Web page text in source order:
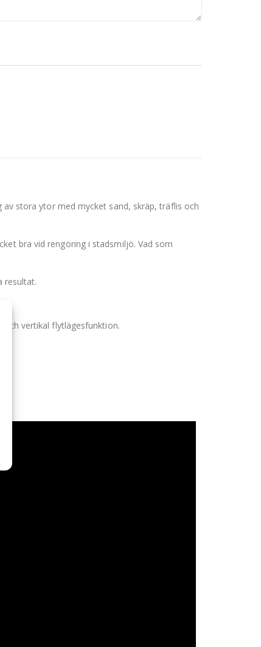
stora ytor med mycket sand, skräp, träflis och
bra vid rengöring i stadsmiljö. Vad som
resultat.
vertikal flytlägesfunktion.